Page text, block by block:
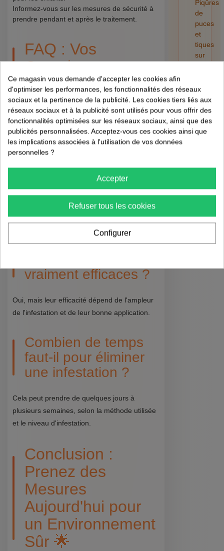
Informez-vous sur les mesures de sécurité à
prendre pendant et après le traitement.
FAQ : Vos
Questions
Fréquemment
Posées ❓
Comment savoir si
ma crèche est
infestée de cafards ?
Recherchez des signes tels que des
déjections, des mues de peau ou une odeur
Les traitements
vraiment efficaces ?
Oui, mais leur efficacité dépend de l'ampleur
de l'infestation et de leur bonne application.
Combien de temps
faut-il pour éliminer
une infestation ?
Cela peut prendre de quelques jours à
plusieurs semaines, selon la méthode utilisée
et le niveau d'infestation.
Conclusion :
Prenez des
Mesures
Aujourd'hui pour
un Environnement
Sûr 🌟
Piqûres
de
puces
et
tiques
sur
risques,
retrait
et
01/08/
Ce magasin vous demande d'accepter les cookies afin
d'optimiser les performances, les fonctionnalités des réseaux
sociaux et la pertinence de la publicité. Les cookies tiers liés aux
réseaux sociaux et à la publicité sont utilisés pour vous offrir des
fonctionnalités optimisées sur les réseaux sociaux, ainsi que des
publicités personnalisées. Acceptez-vous ces cookies ainsi que
les implications associées à l'utilisation de vos données
personnelles ?
Accepter
Refuser tous les cookies
Configurer